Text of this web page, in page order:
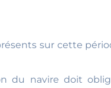
sur cette
navire doit